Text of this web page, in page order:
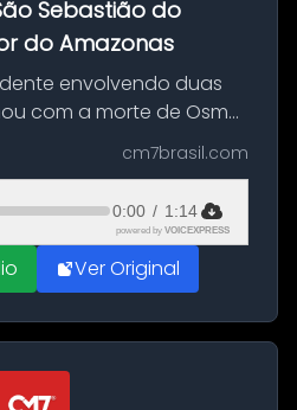
Sebastião do
do Amazonas
envolvendo duas
com a morte de Osmar
de 38 anos, no município
Uatumã, no interior do
n...
cm7brasil.com
0:00 / 1:14
powered by VOICEXPRESS
Ver Original